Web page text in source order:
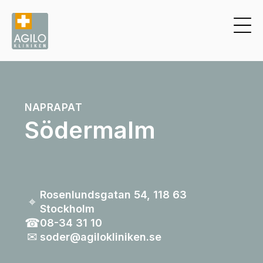
NAPRAPAT
Södermalm
⌖
Rosenlundsgatan 54, 118 63
Stockholm
☎︎08-34 31 10
✉︎ soder@agilokliniken.se